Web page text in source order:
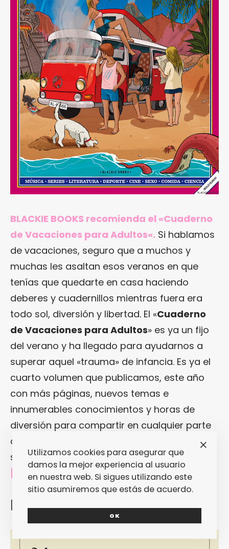
BLACKIE BOOKS recomienda el «Cuaderno
de Vacaciones para Adultos«. Si hablamos
de vacaciones, seguro que a muchos y
muchas les asaltan esos veranos en que
tenías que quedarte en casa haciendo
deberes y cuadernillos mientras fuera era
todo sol, diversión y libertad. El «Cuaderno
de Vacaciones para Adultos» es ya un fijo
del verano y ha llegado para ayudarnos a
superar aquel «trauma» de infancia. Es ya el
cuarto volumen que publicamos, este año
con más páginas, nuevos temas e
innumerables conocimientos y horas de
diversión para compartir en cualquier parte
o disfrutar en la intimidad mientras sale y no
sale ese ansiado tren destino «vacaciones».
[Raúl Sánchez-Serrano]
[/nextpage][nextpage title=»Gallo Nero» ]
Utilizamos cookies para asegurar que
damos la mejor experiencia al usuario
en nuestra web. Si sigues utilizando este
sitio asumiremos que estás de acuerdo.
OK